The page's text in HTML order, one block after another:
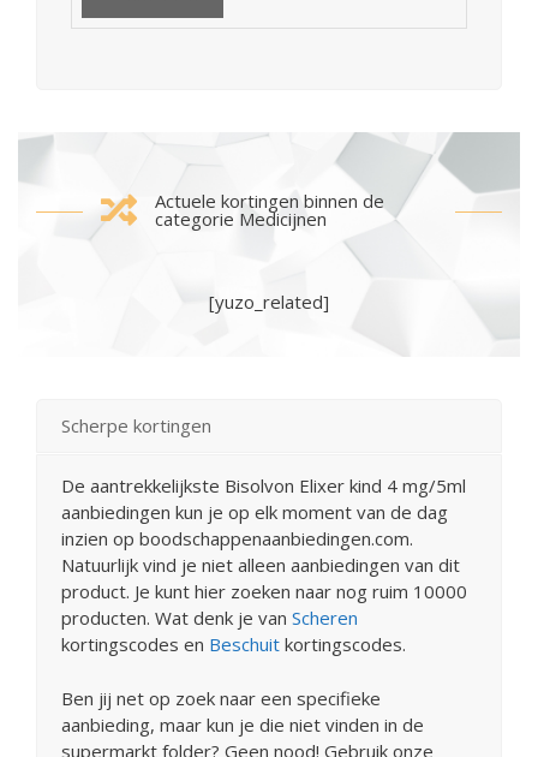
Actuele kortingen binnen de
categorie Medicijnen
[yuzo_related]
Scherpe kortingen
De aantrekkelijkste Bisolvon Elixer kind 4 mg/5ml
aanbiedingen kun je op elk moment van de dag
inzien op boodschappenaanbiedingen.com.
Natuurlijk vind je niet alleen aanbiedingen van dit
product. Je kunt hier zoeken naar nog ruim 10000
producten. Wat denk je van Scheren
kortingscodes en Beschuit kortingscodes.
Ben jij net op zoek naar een specifieke
aanbieding, maar kun je die niet vinden in de
supermarkt folder? Geen nood! Gebruik onze